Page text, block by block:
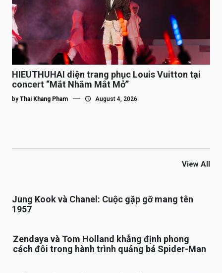
HIEUTHUHAI diện trang phục Louis Vuitton tại
concert “Mắt Nhắm Mắt Mở”
by Thai Khang Pham August 4, 2026
View All
Jung Kook và Chanel: Cuộc gặp gỡ mang tên
1957
Zendaya và Tom Holland khẳng định phong
cách đôi trong hành trình quảng bá Spider-Man